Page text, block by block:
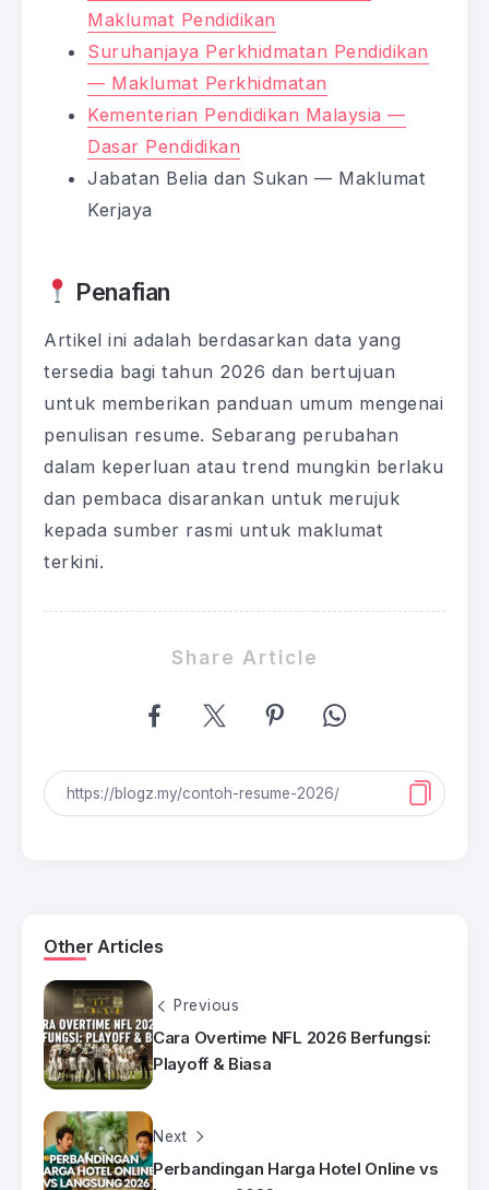
Maklumat Pendidikan
Suruhanjaya Perkhidmatan Pendidikan
— Maklumat Perkhidmatan
Kementerian Pendidikan Malaysia —
Dasar Pendidikan
Jabatan Belia dan Sukan — Maklumat
Kerjaya
Penafian
Artikel ini adalah berdasarkan data yang
tersedia bagi tahun 2026 dan bertujuan
untuk memberikan panduan umum mengenai
penulisan resume. Sebarang perubahan
dalam keperluan atau trend mungkin berlaku
dan pembaca disarankan untuk merujuk
kepada sumber rasmi untuk maklumat
terkini.
Share Article
Other Articles
Previous
Cara Overtime NFL 2026 Berfungsi:
Playoff & Biasa
Next
Perbandingan Harga Hotel Online vs